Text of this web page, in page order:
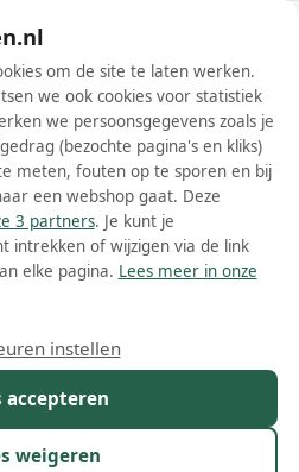
Wis filters Alle filters
dames
Kleur 1 Prijs
om de site te laten werken.
we ook cookies voor statistiek
we persoonsgegevens zoals je
(bezochte pagina's en kliks)
meten, fouten op te sporen en bij
een webshop gaat. Deze
3 partners. Je kunt je
intrekken of wijzigen via de link
elke pagina. Lees meer in onze
accepteren
weigeren
instellen